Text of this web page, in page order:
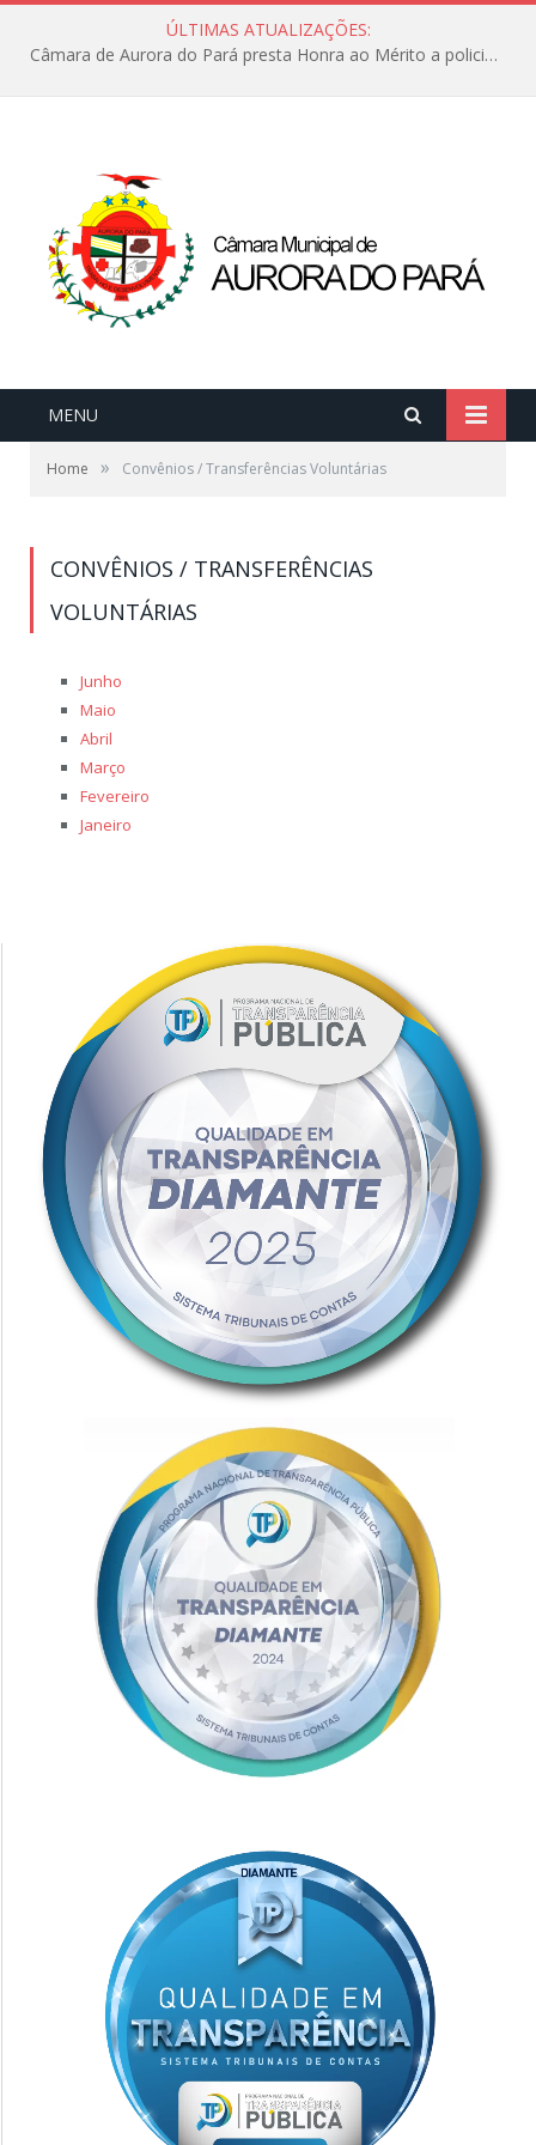
ÚLTIMAS ATUALIZAÇÕES:
Câmara de Aurora do Pará presta Honra ao Mérito a policiais militares em sessão marcada por reconhecimento e emoção
MENU
Home » Convênios / Transferências Voluntárias
CONVÊNIOS / TRANSFERÊNCIAS
VOLUNTÁRIAS
Junho
Maio
Abril
Março
Fevereiro
Janeiro